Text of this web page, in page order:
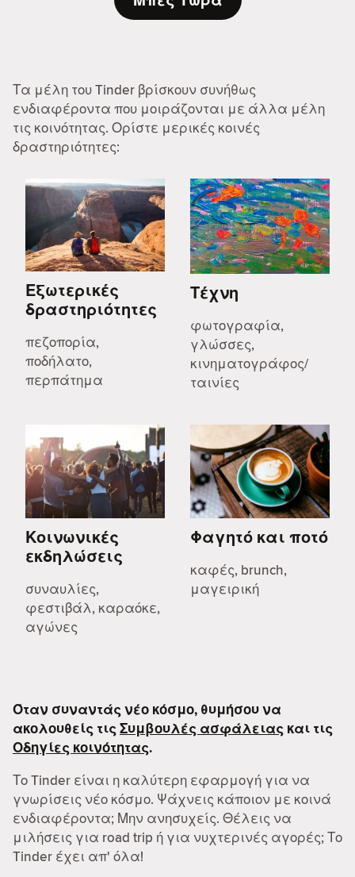
Τα μέλη του Tinder βρίσκουν συνήθως
ενδιαφέροντα που μοιράζονται με άλλα μέλη
τις κοινότητας. Ορίστε μερικές κοινές
δραστηριότητες:
Εξωτερικές
δραστηριότητες
πεζοπορία,
ποδήλατο,
περπάτημα
Τέχνη
φωτογραφία,
γλώσσες,
κινηματογράφος/
ταινίες
Κοινωνικές
εκδηλώσεις
συναυλίες,
φεστιβάλ, καραόκε,
αγώνες
Φαγητό και ποτό
καφές, brunch,
μαγειρική
Όταν συναντάς νέο κόσμο, θυμήσου να
ακολουθείς τιςΣυμβουλές ασφάλειας και τις
Οδηγίες κοινότητας.
Το Tinder είναι η καλύτερη εφαρμογή για να
γνωρίσεις νέο κόσμο. Ψάχνεις κάποιον με κοινά
ενδιαφέροντα; Μην ανησυχείς. Θέλεις να
μιλήσεις για road trip ή για νυχτερινές αγορές; Το
Tinder έχει απ' όλα!